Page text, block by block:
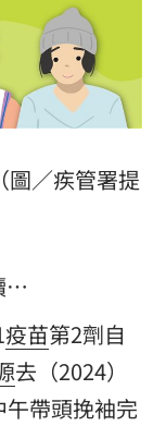
圖／疾管署提
…
疫苗第2劑自
去（2024）
帶頭挽袖完